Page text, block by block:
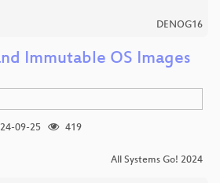
DENOG16
Immutable OS Images
09-25
419
All Systems Go! 2024